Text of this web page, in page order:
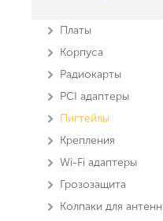
Платы
Корпуса
Радиокарты
PCI адаптеры
Пигтейлы
Крепления
Wi-Fi адаптеры
Грозозащита
Колпаки для антенн